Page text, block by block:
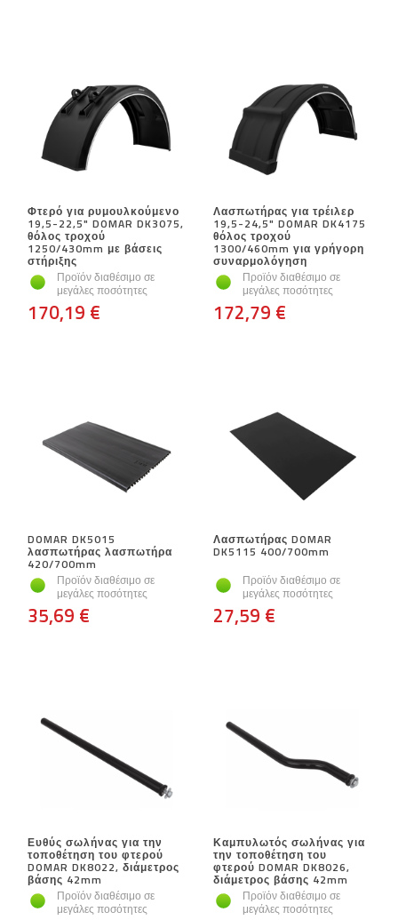
Φτερό για ρυμουλκούμενο
19,5-22,5" DOMAR DK3075,
θόλος τροχού
1250/430mm με βάσεις
στήριξης
Προϊόν διαθέσιμο σε
μεγάλες ποσότητες
170,19 €
Λασπωτήρας για τρέιλερ
19,5-24,5" DOMAR DK4175
θόλος τροχού
1300/460mm για γρήγορη
συναρμολόγηση
Προϊόν διαθέσιμο σε
μεγάλες ποσότητες
172,79 €
DOMAR DK5015
λασπωτήρας λασπωτήρα
420/700mm
Προϊόν διαθέσιμο σε
μεγάλες ποσότητες
35,69 €
Λασπωτήρας DOMAR
DK5115 400/700mm
Προϊόν διαθέσιμο σε
μεγάλες ποσότητες
27,59 €
Ευθύς σωλήνας για την
τοποθέτηση του φτερού
DOMAR DK8022, διάμετρος
βάσης 42mm
Προϊόν διαθέσιμο σε
μεγάλες ποσότητες
Καμπυλωτός σωλήνας για
την τοποθέτηση του
φτερού DOMAR DK8026,
διάμετρος βάσης 42mm
Προϊόν διαθέσιμο σε
μεγάλες ποσότητες